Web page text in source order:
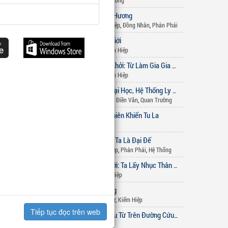
ý
Cao Thủ Thâu Hương
Sắc Hiệp,Kiếm Hiệp Đồng Nhân Phản Phái
3 Chân Võ Thế Giới
Huyền Huyễn Tiên Hiệp
Gia Tộc Quật Khởi: Từ Làm Gia Gia Bắt Đầu
Tiên Hiệp
Chuẩn Bị Thi Đại Học, Hệ Thống Ly Hôn Nghịch Tập Liền Xuất Hiện
Điền Văn Quan Trường
Võng Du Chi Thiên Khiển Tu La
Phản Phái: Mẹ Ta Là Đại Đế
Sắc Hiệp Phản Phái Hệ Thống
Tà Linh Thế Giới: Ta Lấy Nhục Thân Quét Ngang Thế Này
Kiếm Hiệp
9 Cẩm Y Vô Song
Lịch Sử - Quân Sự, Kiếm Hiệp
10
Đô Thị: Bắt Đầu Từ Trên Đường Cứu Người
Tiếp tục đọc trên web